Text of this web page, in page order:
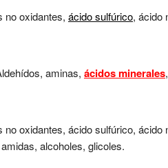
no oxidantes, ácido sulfúrico, ácido
aminas, ácidos minerales
oxidantes, ácido sulfúrico,
alcoholes, glicoles.